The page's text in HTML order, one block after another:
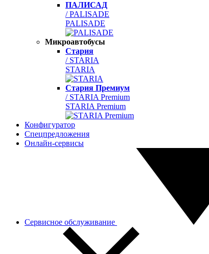
ПАЛИСАД
/ PALISADE
PALISADE
Микроавтобусы
Стария
/ STARIA
STARIA
Стария Премиум
/ STARIA Premium
STARIA Premium
Конфигуратор
Спецпредложения
Онлайн-сервисы
Сервисное обслуживание